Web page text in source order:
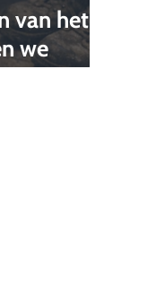
van het
we